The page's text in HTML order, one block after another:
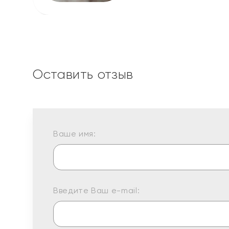
Оставить отзыв
Ваше имя:
Введите Ваш e-mail: